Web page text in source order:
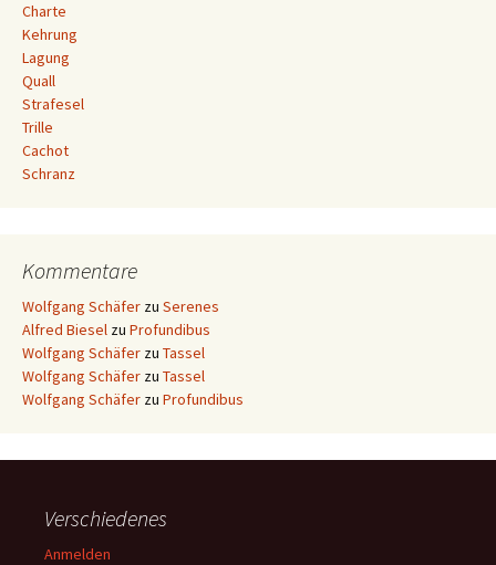
Charte
Kehrung
Lagung
Quall
Strafesel
Trille
Cachot
Schranz
Kommentare
Wolfgang Schäfer zu Serenes
Alfred Biesel zu Profundibus
Wolfgang Schäfer zu Tassel
Wolfgang Schäfer zu Tassel
Wolfgang Schäfer zu Profundibus
Verschiedenes
Anmelden